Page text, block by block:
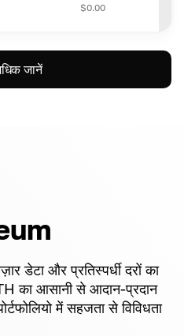
$0.00
जानें
डेटा और प्रतिस्पर्धी दरों का
का आसानी से आदान-प्रदान
में सहजता से विविधता